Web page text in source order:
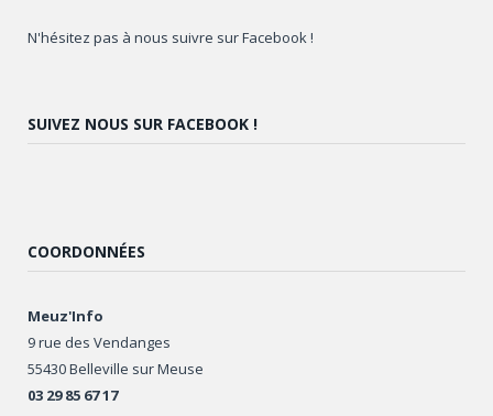
N'hésitez pas à nous suivre sur Facebook !
SUIVEZ NOUS SUR FACEBOOK !
COORDONNÉES
Meuz'Info
9 rue des Vendanges
55430 Belleville sur Meuse
03 29 85 67 17